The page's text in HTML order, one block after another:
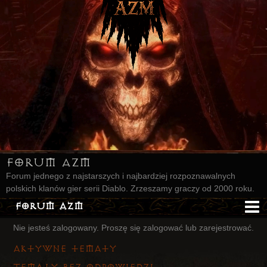
Forum AZM
Forum jednego z najstarszych i najbardziej rozpoznawalnych
polskich klanów gier serii Diablo. Zrzeszamy graczy od 2000 roku.
Forum AZM
Strona AZM
Główna
Nie jesteś zalogowany. Proszę się zalogować lub zarejestrować.
Aktywne tematy